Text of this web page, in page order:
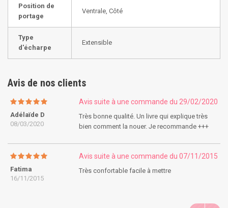
Position de
portage
Ventrale, Côté
Type
d'écharpe
Extensible
Avis de nos clients
Adélaïde D
08/03/2020
Avis suite à une commande du 29/02/2020
Très bonne qualité. Un livre qui explique très
bien comment la nouer. Je recommande +++
Fatima
16/11/2015
Avis suite à une commande du 07/11/2015
Très confortable facile à mettre